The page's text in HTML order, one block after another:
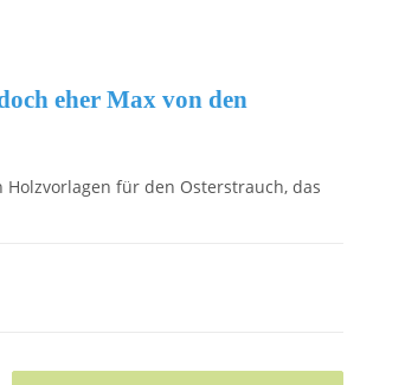
eher Max von den
für den Osterstrauch, das